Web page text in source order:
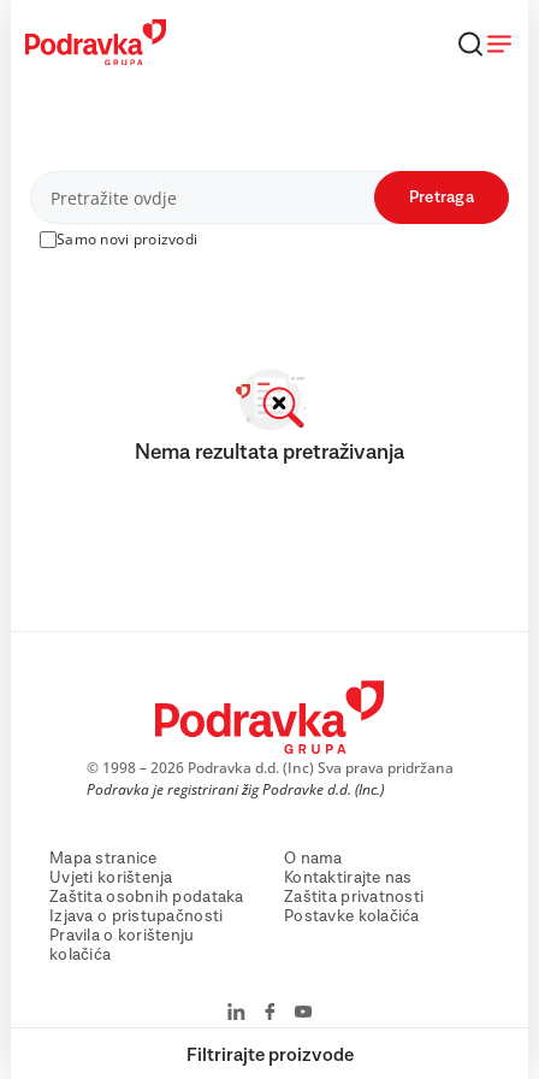
content
Proizvodi
Samo novi proizvodi
Pretraga
Filtrirajte proizvode
Nema rezultata pretraživanja
© 1998 – 2026 Podravka d.d. (Inc) Sva prava pridržana
Podravka je registrirani žig Podravke d.d. (Inc.)
Mapa stranice
Uvjeti korištenja
Zaštita osobnih podataka
Izjava o pristupačnosti
Pravila o korištenju
kolačića
O nama
Kontaktirajte nas
Zaštita privatnosti
Postavke kolačića